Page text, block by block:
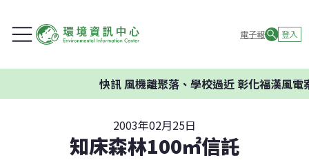
電子報 登入
快訊風機離聚落、學校過近 彰化福漢風電案
2003年02月25日
知床森林100㎡信託